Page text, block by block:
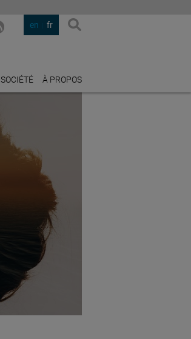
en fr
SOCIÉTÉ À PROPOS